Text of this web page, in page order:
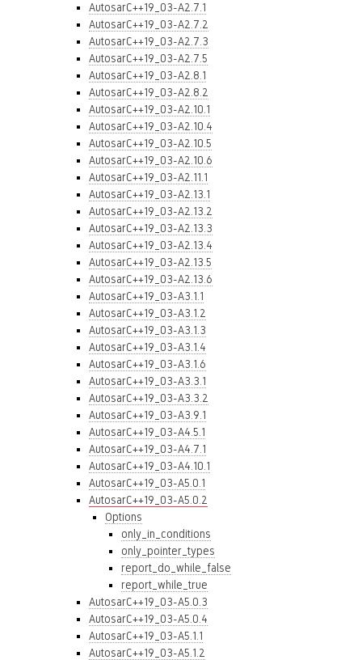
AutosarC++19_03-A2.7.1
AutosarC++19_03-A2.7.2
AutosarC++19_03-A2.7.3
AutosarC++19_03-A2.7.5
AutosarC++19_03-A2.8.1
AutosarC++19_03-A2.8.2
AutosarC++19_03-A2.10.1
AutosarC++19_03-A2.10.4
AutosarC++19_03-A2.10.5
AutosarC++19_03-A2.10.6
AutosarC++19_03-A2.11.1
AutosarC++19_03-A2.13.1
AutosarC++19_03-A2.13.2
AutosarC++19_03-A2.13.3
AutosarC++19_03-A2.13.4
AutosarC++19_03-A2.13.5
AutosarC++19_03-A2.13.6
AutosarC++19_03-A3.1.1
AutosarC++19_03-A3.1.2
AutosarC++19_03-A3.1.3
AutosarC++19_03-A3.1.4
AutosarC++19_03-A3.1.6
AutosarC++19_03-A3.3.1
AutosarC++19_03-A3.3.2
AutosarC++19_03-A3.9.1
AutosarC++19_03-A4.5.1
AutosarC++19_03-A4.7.1
AutosarC++19_03-A4.10.1
AutosarC++19_03-A5.0.1
AutosarC++19_03-A5.0.2
Options
only_in_conditions
only_pointer_types
report_do_while_false
report_while_true
AutosarC++19_03-A5.0.3
AutosarC++19_03-A5.0.4
AutosarC++19_03-A5.1.1
AutosarC++19_03-A5.1.2